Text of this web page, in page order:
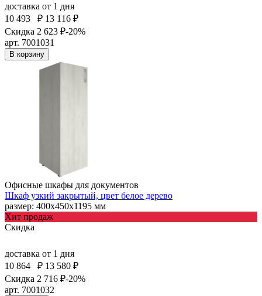
доставка от 1 дня
10 493
₽ 13 116 ₽
Скидка 2 623 ₽-20%
арт. 7001031
В корзину
Офисные шкафы для документов
Шкаф узкий закрытый, цвет белое дерево
размер: 400х450х1195 мм
Хит продаж
Скидка
доставка от 1 дня
10 864
₽ 13 580 ₽
Скидка 2 716 ₽-20%
арт. 7001032